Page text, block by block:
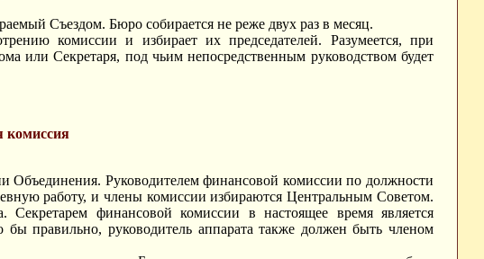
Съездом. Бюро собирается не реже двух раз в месяц.
комиссии и избирает их председателей. Разумеется, при
или Секретаря, под чьим непосредственным руководством будет
комиссия
Объединения. Руководителем финансовой комиссии по должности
работу, и члены комиссии избираются Центральным Советом.
финансовой комиссии в настоящее время является
правильно, руководитель аппарата также должен быть членом